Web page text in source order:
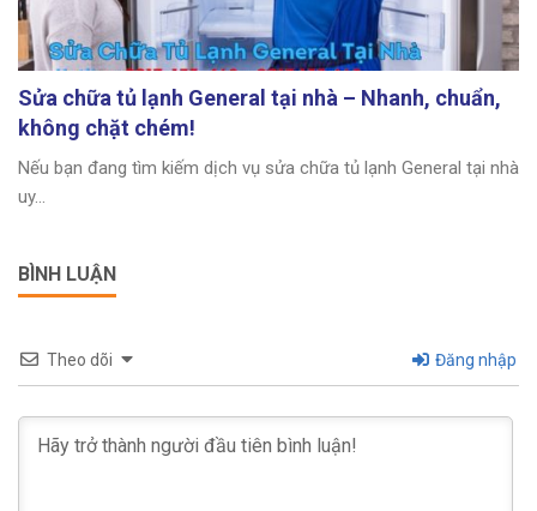
Sửa chữa tủ lạnh General tại nhà – Nhanh, chuẩn,
không chặt chém!
Nếu bạn đang tìm kiếm dịch vụ sửa chữa tủ lạnh General tại nhà
uy...
BÌNH LUẬN
Theo dõi Đăng nhập